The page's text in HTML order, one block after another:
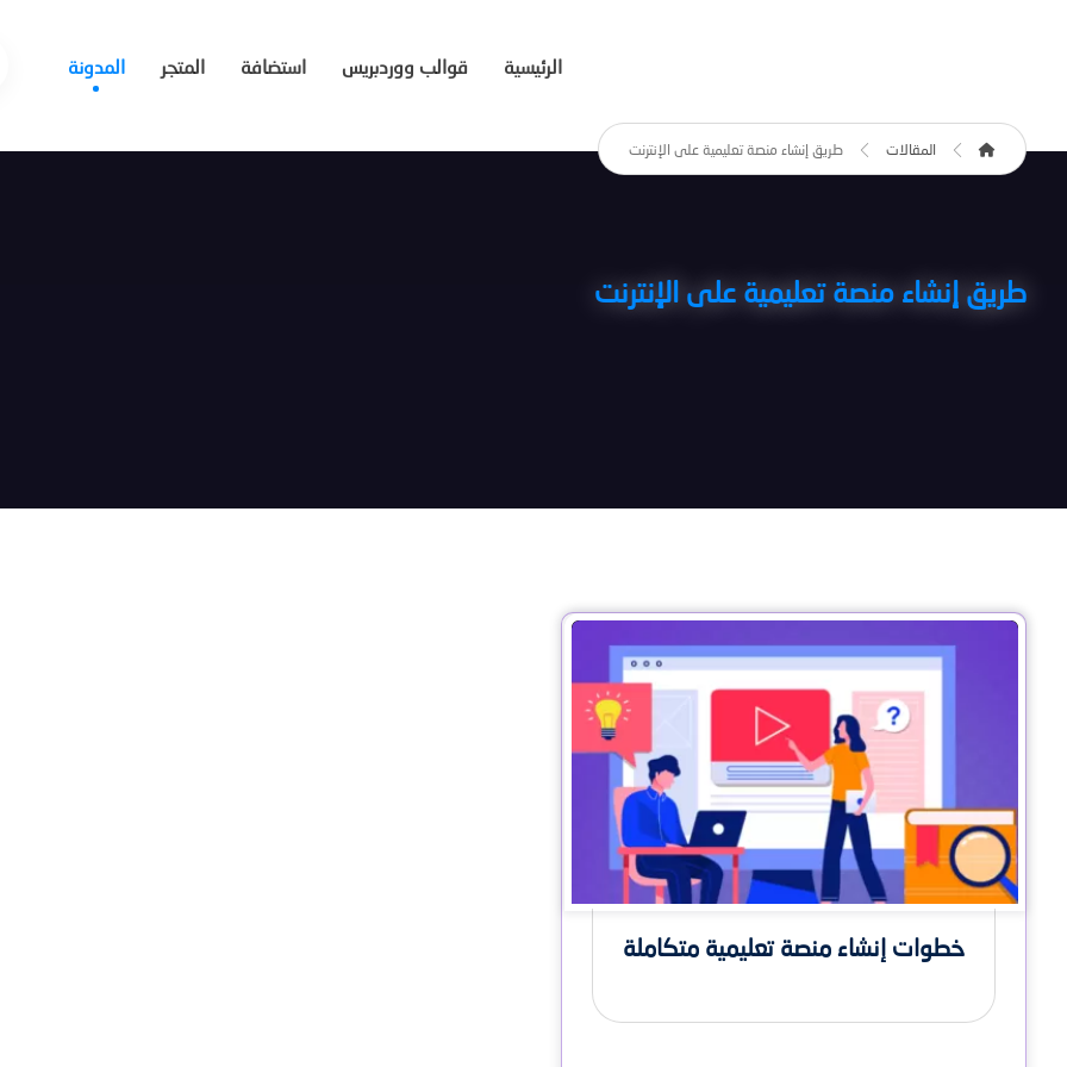
الرئيسية قوالب ووردبريس استضافة المتجر المدونة
المقالات طريق إنشاء منصة تعليمية على الإنترنت
طريق إنشاء منصة تعليمية على الإنترنت
خطوات إنشاء منصة تعليمية متكاملة